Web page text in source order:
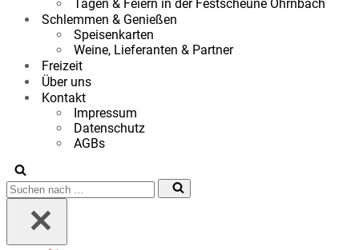
Tagen & Feiern in der Festscheune Ohrnbach
Schlemmen & Genießen
Speisenkarten
Weine, Lieferanten & Partner
Freizeit
Über uns
Kontakt
Impressum
Datenschutz
AGBs
Suchen
nach …